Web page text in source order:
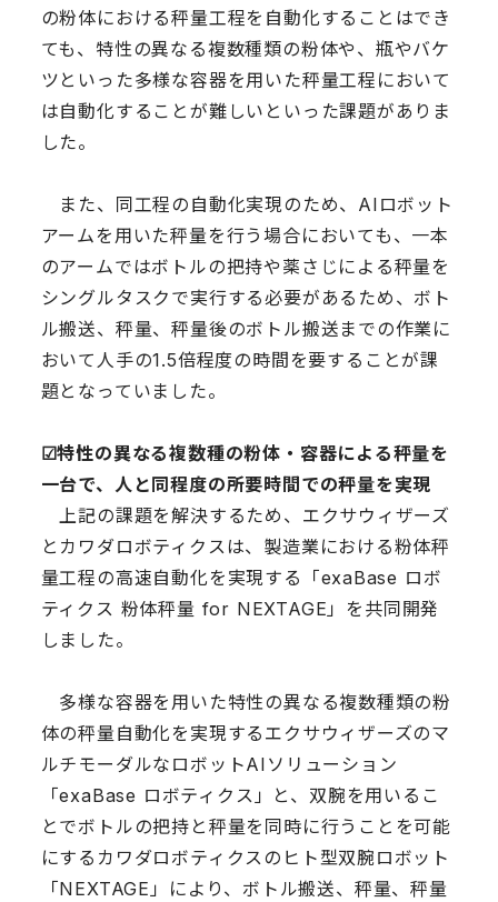
の粉体における秤量工程を自動化することはでき
ても、特性の異なる複数種類の粉体や、瓶やバケ
ツといった多様な容器を用いた秤量工程において
は自動化することが難しいといった課題がありま
した。
また、同工程の自動化実現のため、AIロボット
アームを用いた秤量を行う場合においても、一本
のアームではボトルの把持や薬さじによる秤量を
シングルタスクで実行する必要があるため、ボト
ル搬送、秤量、秤量後のボトル搬送までの作業に
おいて人手の1.5倍程度の時間を要することが課
題となっていました。
☑︎特性の異なる複数種の粉体・容器による秤量を
一台で、人と同程度の所要時間での秤量を実現
上記の課題を解決するため、エクサウィザーズ
とカワダロボティクスは、製造業における粉体秤
量工程の高速自動化を実現する「exaBase ロボ
ティクス 粉体秤量 for NEXTAGE」を共同開発
しました。
多様な容器を用いた特性の異なる複数種類の粉
体の秤量自動化を実現するエクサウィザーズのマ
ルチモーダルなロボットAIソリューション
「exaBase ロボティクス」と、双腕を用いるこ
とでボトルの把持と秤量を同時に行うことを可能
にするカワダロボティクスのヒト型双腕ロボット
「NEXTAGE」により、ボトル搬送、秤量、秤量